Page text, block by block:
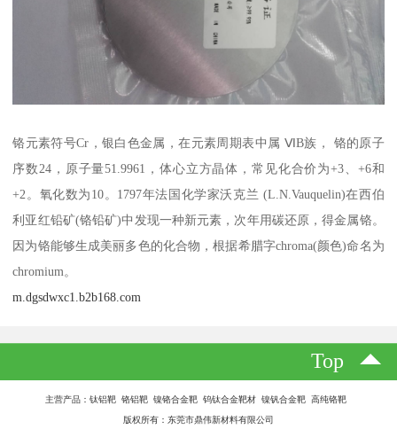
铬元素符号Cr，银白色金属，在元素周期表中属 ⅥB族， 铬的原子
序数24，原子量51.9961，体心立方晶体，常见化合价为+3、+6和
+2。氧化数为10。1797年法国化学家沃克兰 (L.N.Vauquelin)在西伯
利亚红铅矿(铬铅矿)中发现一种新元素，次年用碳还原，得金属铬。
因为铬能够生成美丽多色的化合物，根据希腊字chroma(颜色)命名为
chromium。
m.dgsdwxc1.b2b168.com
Top
主营产品：钛铝靶 铬铝靶 镍铬合金靶 钨钛合金靶材 镍钒合金靶 高纯铬靶
版权所有：东莞市鼎伟新材料有限公司